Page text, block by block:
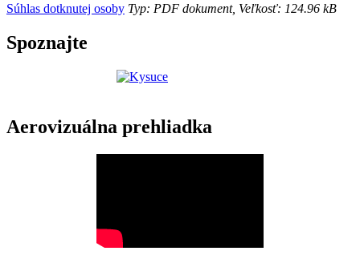
Súhlas dotknutej osoby Typ: PDF dokument, Veľkosť: 124.96 kB
Spoznajte
Aerovizuálna prehliadka